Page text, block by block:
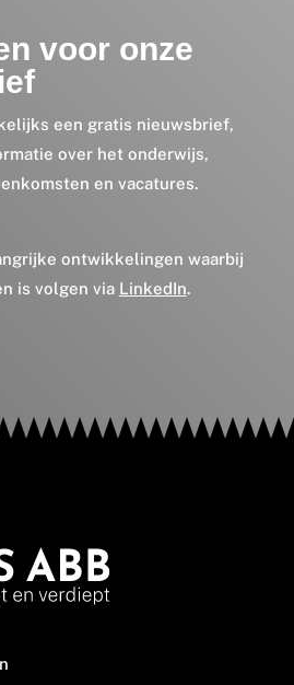
voor onze
een gratis nieuwsbrief,
over het onderwijs,
en vacatures.
ontwikkelingen waarbij
is volgen via LinkedIn.